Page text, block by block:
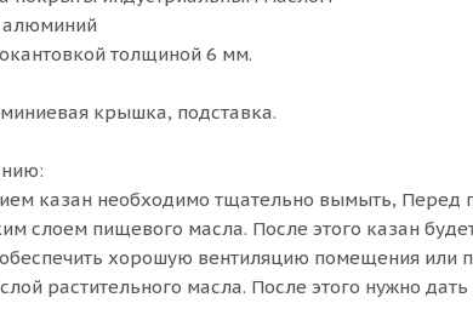
алюминий
толщиной 6 мм.
крышка, подставка.
казан необходимо тщательно вымыть, Перед
слоем пищевого масла. После этого казан
хорошую вентиляцию помещения или
растительного масла. После этого нужно